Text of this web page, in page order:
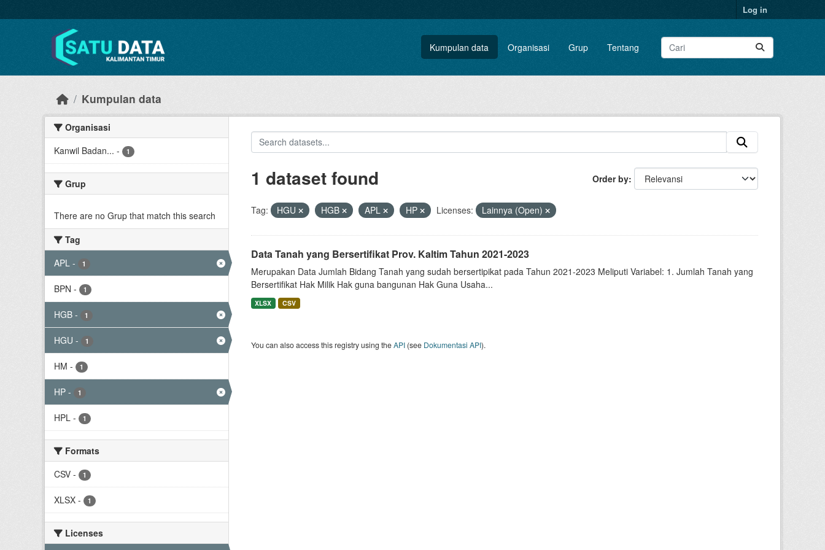
Log in
Kumpulan data Organisasi Grup Tentang
Kumpulan data
Organisasi
Kanwil Badan... - 1
Grup
There are no Grup that match this search
Tag
APL - 1
BPN - 1
HGB - 1
HGU - 1
HM - 1
HP - 1
HPL - 1
Formats
CSV - 1
XLSX - 1
Licenses
Order by
1 dataset found
Tag: HGU HGB APL HP Licenses: Lainnya (Open)
Data Tanah yang Bersertifikat Prov. Kaltim Tahun 2021-2023
Merupakan Data Jumlah Bidang Tanah yang sudah bersertipikat pada Tahun 2021-2023 Meliputi Variabel: 1. Jumlah Tanah yang
Bersertifikat Hak Milik Hak guna bangunan Hak Guna Usaha...
XLSX CSV
You can also access this registry using theAPI(see Dokumentasi API).